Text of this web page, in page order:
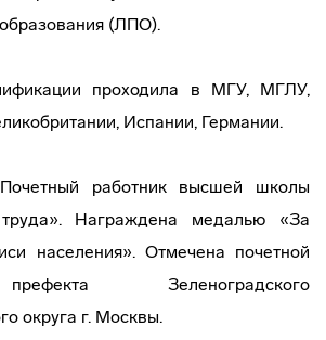
(ЛПО).
проходила в МГУ, МГЛУ,
Испании, Германии.
работник высшей школы
Награждена медалью «За
населения». Отмечена почетной
Зеленоградского
округа г. Москвы.